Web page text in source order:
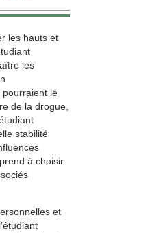
les hauts et
les
le
de la drogue,
stabilité
à choisir
et